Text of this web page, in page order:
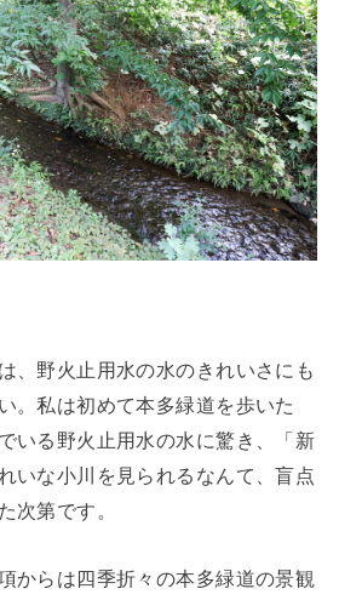
、野火止用水の水のきれいさにも
。私は初めて本多緑道を歩いた
いる野火止用水の水に驚き、「新
いな小川を見られるなんて、盲点
次第です。
からは四季折々の本多緑道の景観